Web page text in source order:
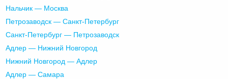
Нальчик — Москва
Петрозаводск — Санкт-Петербург
Санкт-Петербург — Петрозаводск
Адлер — Нижний Новгород
Нижний Новгород — Адлер
Адлер — Самара